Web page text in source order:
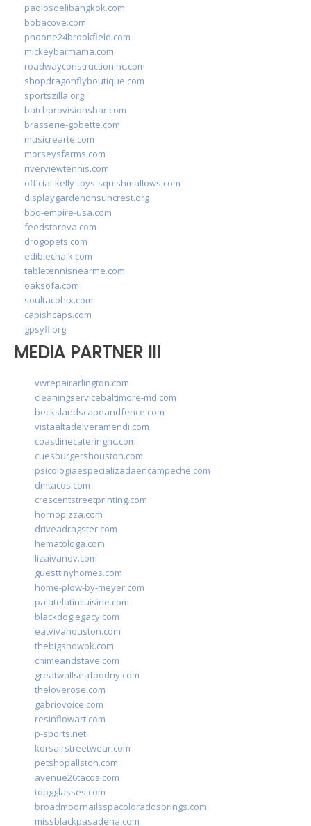
paolosdelibangkok.com
bobacove.com
phoone24brookfield.com
mickeybarmama.com
roadwayconstructioninc.com
shopdragonflyboutique.com
sportszilla.org
batchprovisionsbar.com
brasserie-gobette.com
musicrearte.com
morseysfarms.com
riverviewtennis.com
official-kelly-toys-squishmallows.com
displaygardenonsuncrest.org
bbq-empire-usa.com
feedstoreva.com
drogopets.com
ediblechalk.com
tabletennisnearme.com
oaksofa.com
soultacohtx.com
capishcaps.com
gpsyfl.org
MEDIA PARTNER III
vwrepairarlington.com
cleaningservicebaltimore-md.com
beckslandscapeandfence.com
vistaaltadelveramendi.com
coastlinecateringnc.com
cuesburgershouston.com
psicologiaespecializadaencampeche.com
dmtacos.com
crescentstreetprinting.com
hornopizza.com
driveadragster.com
hematologa.com
lizaivanov.com
guesttinyhomes.com
home-plow-by-meyer.com
palatelatincuisine.com
blackdoglegacy.com
eatvivahouston.com
thebigshowok.com
chimeandstave.com
greatwallseafoodny.com
theloverose.com
gabriovoice.com
resinflowart.com
p-sports.net
korsairstreetwear.com
petshopallston.com
avenue26tacos.com
topgglasses.com
broadmoornailsspacoloradosprings.com
missblackpasadena.com